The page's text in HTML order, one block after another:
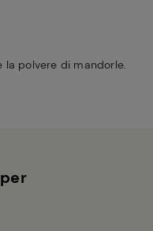
polvere di mandorle.